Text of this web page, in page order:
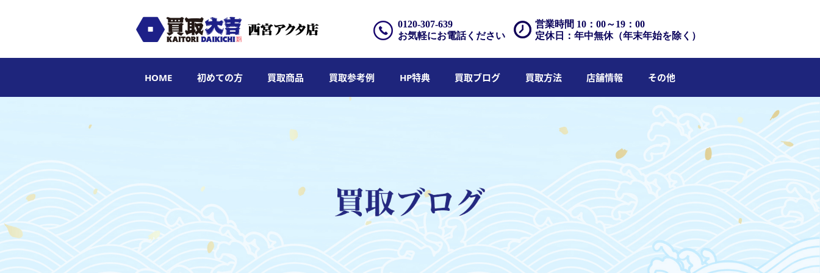
営業時間 10：00～19：00
定休日：年中無休（年末年始を除く）
0120-307-639
お気軽にお電話ください
HOME 初めての方 買取商品 買取参考例 HP特典 買取ブログ 買取方法 店舗情報 その他